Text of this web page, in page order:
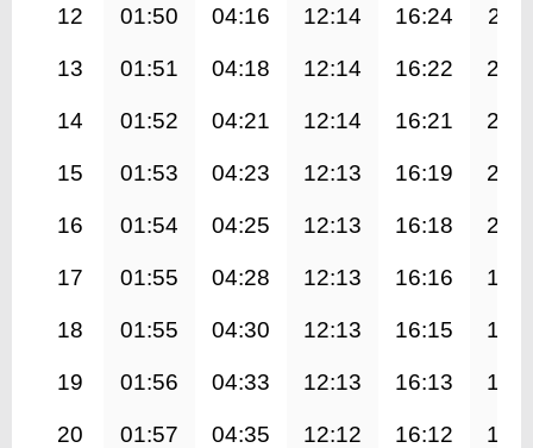
12 01:50 04:16 12:14 16:24
13 01:51 04:18 12:14 16:22
14 01:52 04:21 12:14 16:21
15 01:53 04:23 12:13 16:19
16 01:54 04:25 12:13 16:18
17 01:55 04:28 12:13 16:16
18 01:55 04:30 12:13 16:15
19 01:56 04:33 12:13 16:13
20 01:57 04:35 12:12 16:12